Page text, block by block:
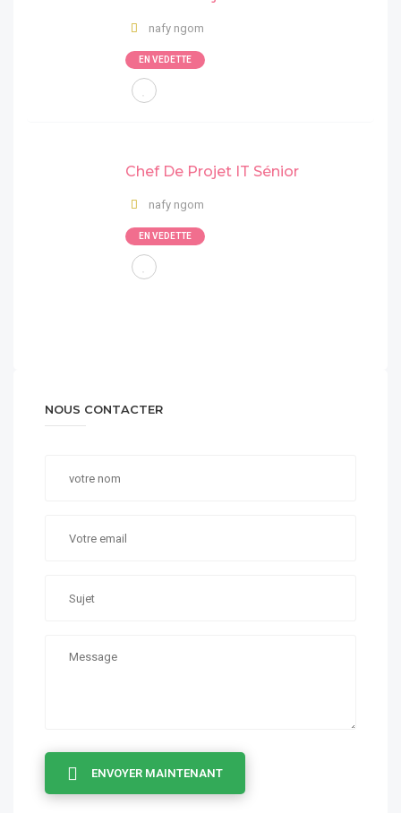
nafy ngom
EN VEDETTE
Chef De Projet IT Sénior
nafy ngom
EN VEDETTE
NOUS CONTACTER
ENVOYER MAINTENANT